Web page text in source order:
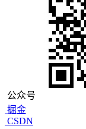
公众号
掘金
CSDN